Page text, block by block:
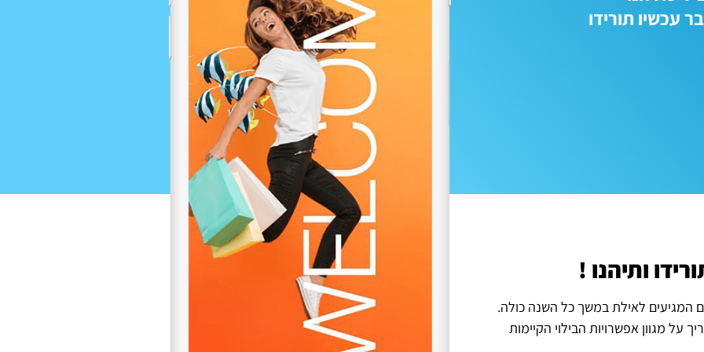
עכשיו תורידו
ותיהנו !
המגיעים לאילת במשך כל השנה כולה.
מגוון אפשרויות הבילוי הקיימות